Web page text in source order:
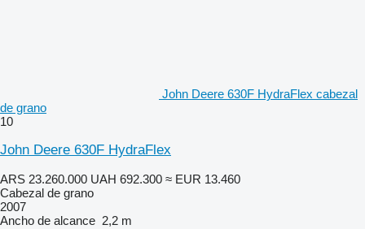
John Deere 630F HydraFlex cabezal
de grano
10
John Deere 630F HydraFlex
ARS 23.260.000 UAH 692.300 ≈ EUR 13.460
Cabezal de grano
2007
Ancho de alcance 2,2 m